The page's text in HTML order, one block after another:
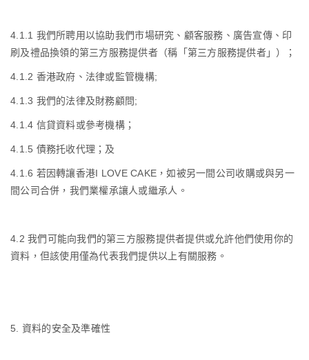
4.1.1 我們所聘用以協助我們市場研究、顧客服務、廣告宣傳、印
刷及禮品換領的第三方服務提供者（稱「第三方服務提供者」）；
4.1.2 香港政府、法律或監管機構;
4.1.3 我們的法律及財務顧問;
4.1.4 信貸資料或參考機構；
4.1.5 債務托收代理；及
4.1.6 若因轉讓香港I LOVE CAKE ，如被另一間公司收購或與另一
間公司合併，我們業權承讓人或繼承人。
4.2我們可能向我們的第三方服務提供者提供或允許他們使用你的
資料，但該使用僅為代表我們提供以上有關服務。
5. 資料的安全及準確性